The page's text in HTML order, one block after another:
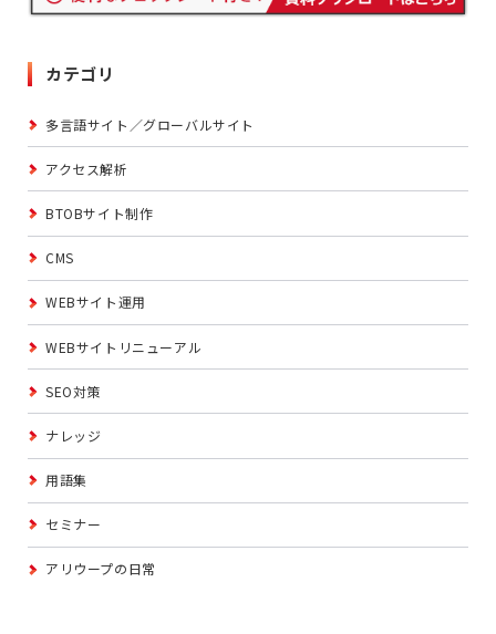
カテゴリ
多言語サイト／グローバルサイト
アクセス解析
BTOBサイト制作
CMS
WEBサイト運用
WEBサイトリニューアル
SEO対策
ナレッジ
用語集
セミナー
アリウープの日常